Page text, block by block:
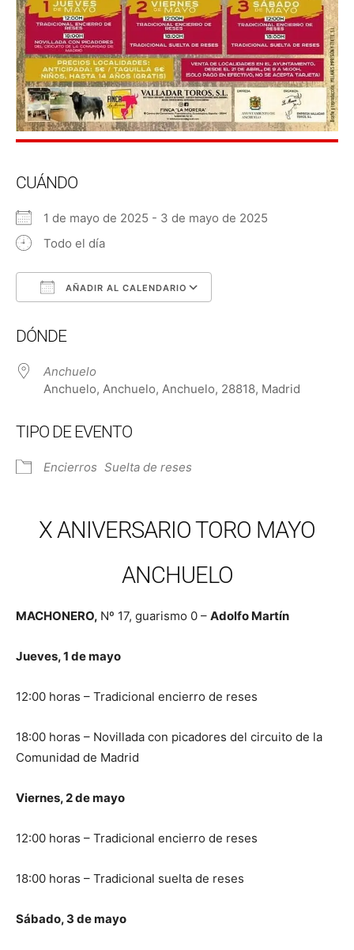
CUÁNDO
1 de mayo de 2025 - 3 de mayo de 2025
Todo el día
AÑADIR AL CALENDARIO
DÓNDE
Anchuelo
Anchuelo, Anchuelo, Anchuelo, 28818, Madrid
TIPO DE EVENTO
Encierros Suelta de reses
X ANIVERSARIO TORO MAYO
ANCHUELO
MACHONERO, Nº 17, guarismo 0 – Adolfo Martín
Jueves, 1 de mayo
12:00 horas – Tradicional encierro de reses
18:00 horas – Novillada con picadores del circuito de la
Comunidad de Madrid
Viernes, 2 de mayo
12:00 horas – Tradicional encierro de reses
18:00 horas – Tradicional suelta de reses
Sábado, 3 de mayo